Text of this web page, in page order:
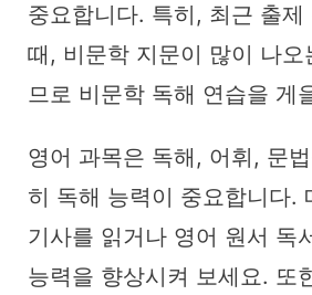
중요합니다. 특히, 최근 출제
때, 비문학 지문이 많이 나오
므로 비문학 독해 연습을 게
영어 과목은 독해, 어휘, 문
히 독해 능력이 중요합니다.
기사를 읽거나 영어 원서 독
능력을 향상시켜 보세요. 또